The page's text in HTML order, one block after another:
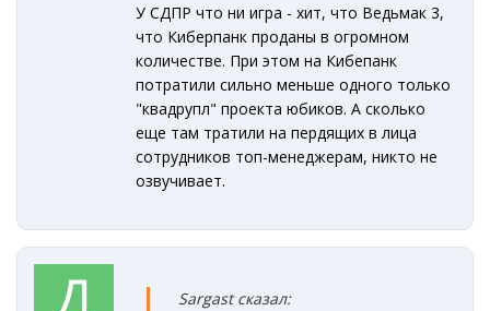
У СДПР что ни игра - хит, что Ведьмак 3,
что Киберпанк проданы в огромном
количестве. При этом на Кибепанк
потратили сильно меньше одного только
"квадрупл" проекта юбиков. А сколько
еще там тратили на пердящих в лица
сотрудников топ-менеджерам, никто не
озвучивает.
Sargast сказал: